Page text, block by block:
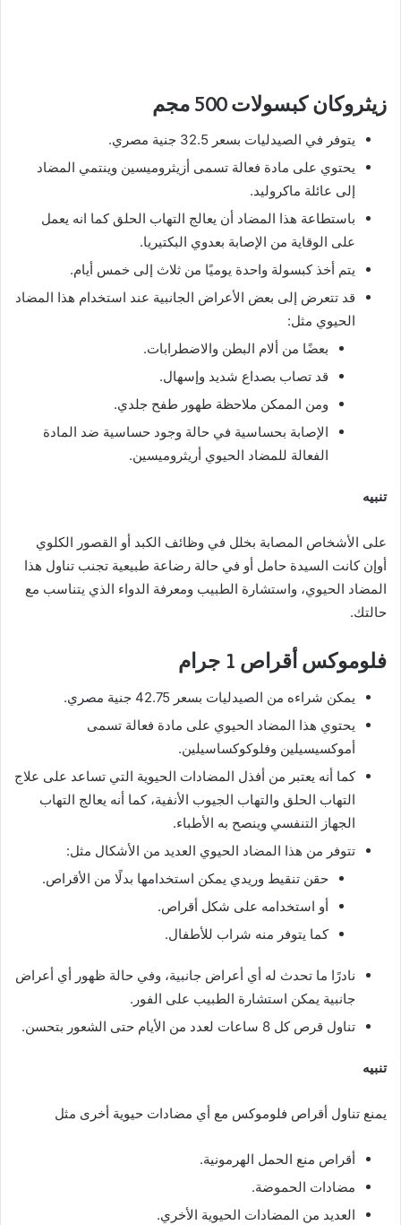
زيثروكان كبسولات 500 مجم
يتوفر في الصيدليات بسعر 32.5 جنية مصري.
يحتوي على مادة فعالة تسمى أزيثروميسين وينتمي المضاد
إلى عائلة ماكروليد.
باستطاعة هذا المضاد أن يعالج التهاب الحلق كما انه يعمل
على الوقاية من الإصابة بعدوي البكتيريا.
يتم أخذ كبسولة واحدة يوميًا من ثلاث إلى خمس أيام.
قد تتعرض إلى بعض الأعراض الجانبية عند استخدام هذا المضاد
الحيوي مثل:
بعضًا من ألام البطن والاضطرابات.
قد تصاب بصداع شديد وإسهال.
ومن الممكن ملاحظة طهور طفح جلدي.
الإصابة بحساسية في حالة وجود حساسية ضد المادة
الفعالة للمضاد الحيوي أريثروميسين.
تنبيه
على الأشخاص المصابة بخلل في وظائف الكبد أو القصور الكلوي
أوإن كانت السيدة حامل أو في حالة رضاعة طبيعية تجنب تناول هذا
المضاد الحيوي، واستشارة الطبيب ومعرفة الدواء الذي يتناسب مع
حالتك.
فلوموكس أقراص 1 جرام
يمكن شراءه من الصيدليات بسعر 42.75 جنية مصري.
يحتوي هذا المضاد الحيوي على مادة فعالة تسمى
أموكسيسيلين وفلوكوكساسيلين.
كما أنه يعتبر من أفذل المضادات الحيوية التي تساعد على علاج
التهاب الحلق والتهاب الجيوب الأنفية، كما أنه يعالج التهاب
الجهاز التنفسي وينصح به الأطباء.
تتوفر من هذا المضاد الحيوي العديد من الأشكال مثل:
حقن تنقيط وريدي يمكن استخدامها بدلًا من الأقراص.
أو استخدامه على شكل أقراص.
كما يتوفر منه شراب للأطفال.
نادرًا ما تحدث له أي أعراض جانبية، وفي حالة ظهور أي أعراض
جانبية يمكن استشارة الطبيب على الفور.
تناول قرص كل 8 ساعات لعدد من الأيام حتى الشعور بتحسن.
تنبيه
يمنع تناول أقراص فلوموكس مع أي مضادات حيوية أخرى مثل
أقراص منع الحمل الهرمونية.
مضادات الحموضة.
العديد من المضادات الحيوية الأخري.